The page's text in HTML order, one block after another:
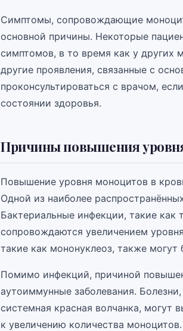
Симптомы, сопровождающие
основной причины. Некоторые
симптомов, в то время как у других
другие проявления, связанные с
проконсультироваться с врачом,
состоянии здоровья.
Причины повышения
Повышение уровня моноцитов в
Одной из наиболее
Бактериальные инфекции, такие как
сопровождаются увеличением
такие как мононуклеоз, также
Помимо инфекций, причиной
аутоиммунные заболевания.
системная красная волчанка, могут
к увеличению количества